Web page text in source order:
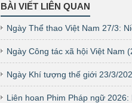
BÀI VIẾT LIÊN QUAN
Ngày Thể thao Việt Nam 27/3:
Ngày Công tác xã hội Việt Nam
Ngày Khí tượng thế giới 23/3/
Liên hoan Phim Pháp ngữ